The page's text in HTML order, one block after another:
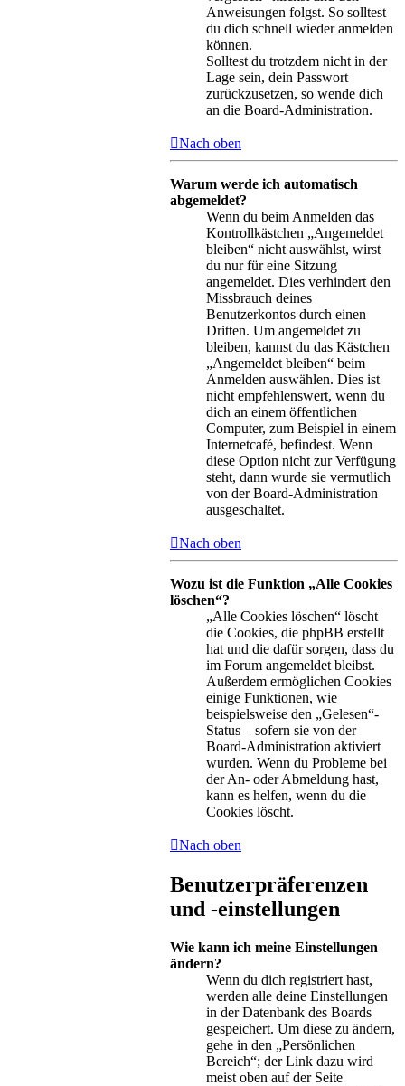
Anweisungen folgst. So solltest
du dich schnell wieder anmelden
können.
Solltest du trotzdem nicht in der
Lage sein, dein Passwort
zurückzusetzen, so wende dich
an die Board-Administration.
Nach oben
Warum werde ich automatisch
abgemeldet?
Wenn du beim Anmelden das
Kontrollkästchen „Angemeldet
bleiben“ nicht auswählst, wirst
du nur für eine Sitzung
angemeldet. Dies verhindert den
Missbrauch deines
Benutzerkontos durch einen
Dritten. Um angemeldet zu
bleiben, kannst du das Kästchen
„Angemeldet bleiben“ beim
Anmelden auswählen. Dies ist
nicht empfehlenswert, wenn du
dich an einem öffentlichen
Computer, zum Beispiel in einem
Internetcafé, befindest. Wenn
diese Option nicht zur Verfügung
steht, dann wurde sie vermutlich
von der Board-Administration
ausgeschaltet.
Nach oben
Wozu ist die Funktion „Alle Cookies
löschen“?
„Alle Cookies löschen“ löscht
die Cookies, die phpBB erstellt
hat und die dafür sorgen, dass du
im Forum angemeldet bleibst.
Außerdem ermöglichen Cookies
einige Funktionen, wie
beispielsweise den „Gelesen“-
Status – sofern sie von der
Board-Administration aktiviert
wurden. Wenn du Probleme bei
der An- oder Abmeldung hast,
kann es helfen, wenn du die
Cookies löscht.
Nach oben
Benutzerpräferenzen
und -einstellungen
Wie kann ich meine Einstellungen
ändern?
Wenn du dich registriert hast,
werden alle deine Einstellungen
in der Datenbank des Boards
gespeichert. Um diese zu ändern,
gehe in den „Persönlichen
Bereich“; der Link dazu wird
meist oben auf der Seite